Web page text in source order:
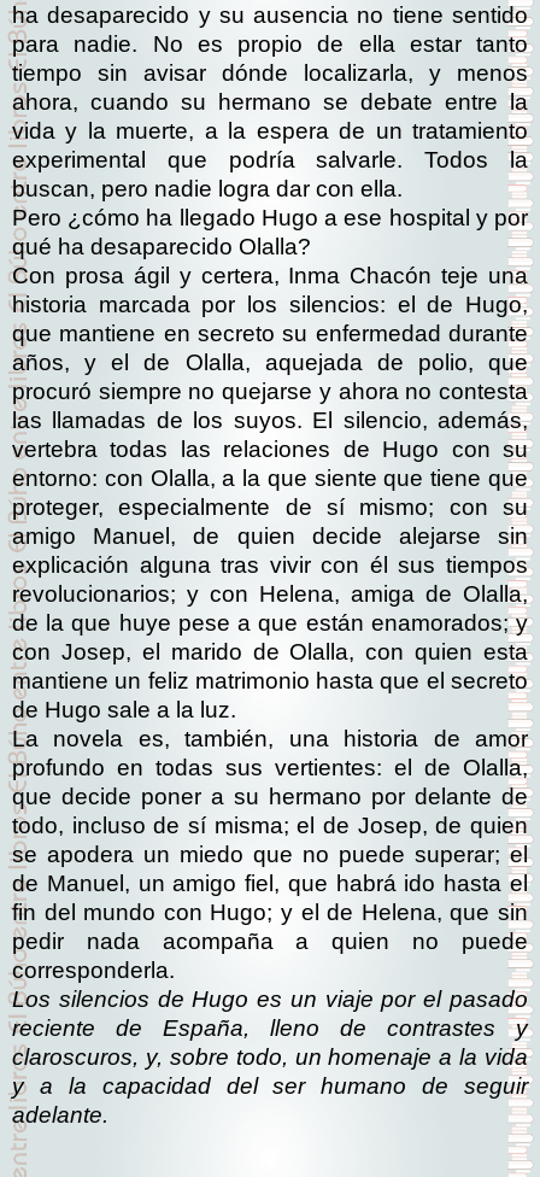
ha desaparecido y su ausencia no tiene sentido
para nadie. No es propio de ella estar tanto
tiempo sin avisar dónde localizarla, y menos
ahora, cuando su hermano se debate entre la
vida y la muerte, a la espera de un tratamiento
experimental que podría salvarle. Todos la
buscan, pero nadie logra dar con ella.
Pero ¿cómo ha llegado Hugo a ese hospital y por
qué ha desaparecido Olalla?
Con prosa ágil y certera, Inma Chacón teje una
historia marcada por los silencios: el de Hugo,
que mantiene en secreto su enfermedad durante
años, y el de Olalla, aquejada de polio, que
procuró siempre no quejarse y ahora no contesta
las llamadas de los suyos. El silencio, además,
vertebra todas las relaciones de Hugo con su
entorno: con Olalla, a la que siente que tiene que
proteger, especialmente de sí mismo; con su
amigo Manuel, de quien decide alejarse sin
explicación alguna tras vivir con él sus tiempos
revolucionarios; y con Helena, amiga de Olalla,
de la que huye pese a que están enamorados; y
con Josep, el marido de Olalla, con quien esta
mantiene un feliz matrimonio hasta que el secreto
de Hugo sale a la luz.
La novela es, también, una historia de amor
profundo en todas sus vertientes: el de Olalla,
que decide poner a su hermano por delante de
todo, incluso de sí misma; el de Josep, de quien
se apodera un miedo que no puede superar; el
de Manuel, un amigo fiel, que habrá ido hasta el
fin del mundo con Hugo; y el de Helena, que sin
pedir nada acompaña a quien no puede
corresponderla.
Los silencios de Hugo es un viaje por el pasado
reciente de España, lleno de contrastes y
claroscuros, y, sobre todo, un homenaje a la vida
y a la capacidad del ser humano de seguir
adelante.